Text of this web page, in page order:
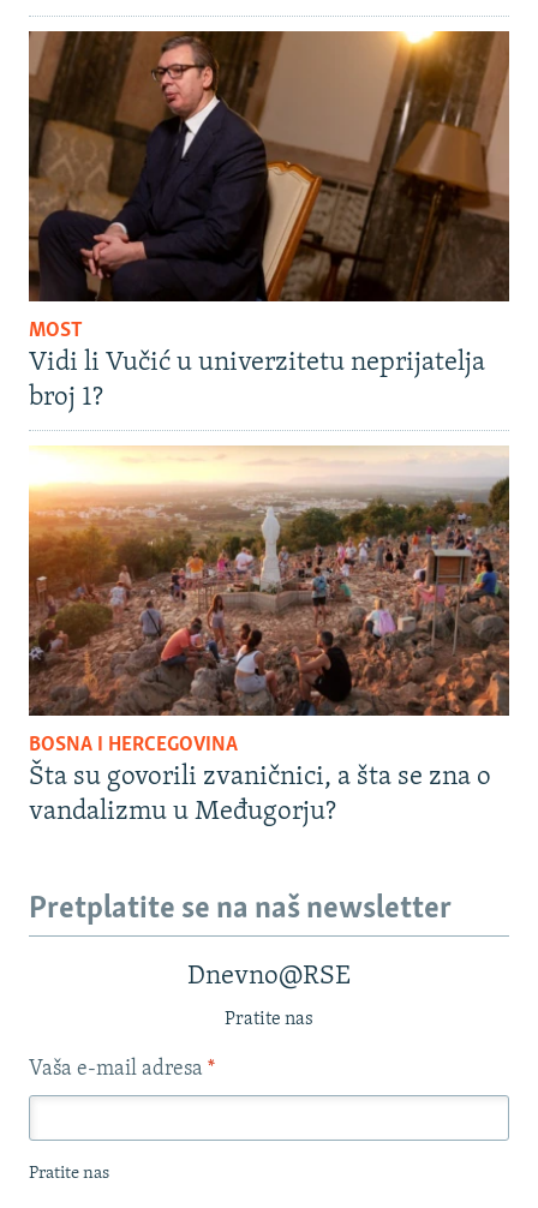
MOST
Vidi li Vučić u univerzitetu neprijatelja
broj 1?
BOSNA I HERCEGOVINA
Šta su govorili zvaničnici, a šta se zna o
vandalizmu u Međugorju?
Pretplatite se na naš newsletter
Dnevno@RSE
Pratite nas
Vaša e-mail adresa *
Pratite nas